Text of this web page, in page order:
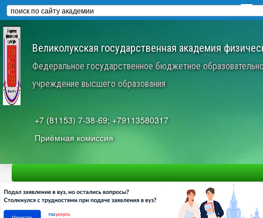
Великолукская государственная академия
Федеральное государственное бюджетное
учреждение высшего образования
+7 (81153) 7-38-69; +79113580317
Приёмная комиссия